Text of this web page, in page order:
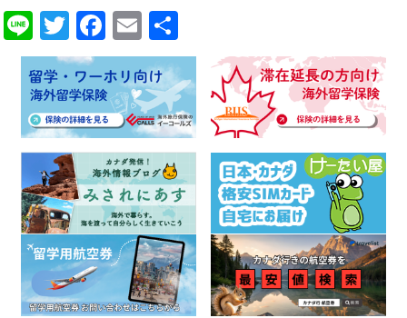
LineTwitter
Facebook
Email
有